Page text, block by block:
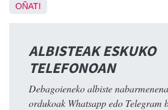
OÑATI
ALBISTEAK ESKUKO
TELEFONOAN
Debagoieneko albiste
ordukoak Whatsapp edo Telegram